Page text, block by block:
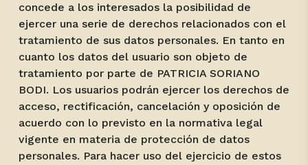
concede a los interesados la posibilidad de
ejercer una serie de derechos relacionados con el
tratamiento de sus datos personales. En tanto en
cuanto los datos del usuario son objeto de
tratamiento por parte de PATRICIA SORIANO
BODI. Los usuarios podrán ejercer los derechos de
acceso, rectificación, cancelación y oposición de
acuerdo con lo previsto en la normativa legal
vigente en materia de protección de datos
personales. Para hacer uso del ejercicio de estos